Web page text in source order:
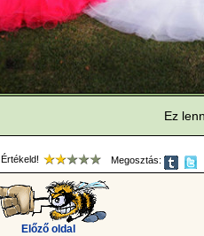
Ez
Értékeld! Megosztás:
Előző oldal